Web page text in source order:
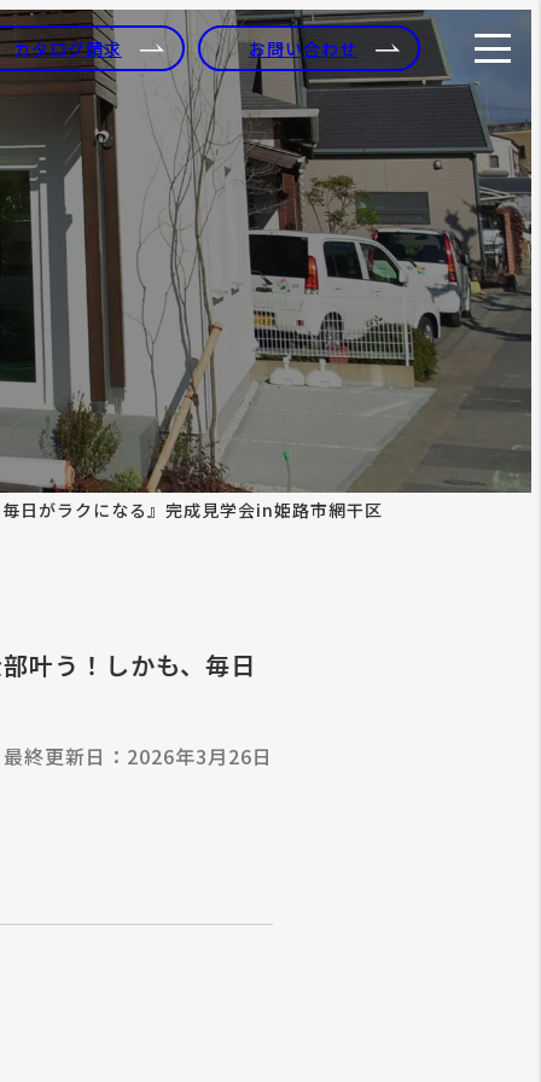
カタログ請求 お問い合わせ
日がラクになる』完成見学会in姫路市網干区
叶う！しかも、毎日
最終更新日：2026年3月26日